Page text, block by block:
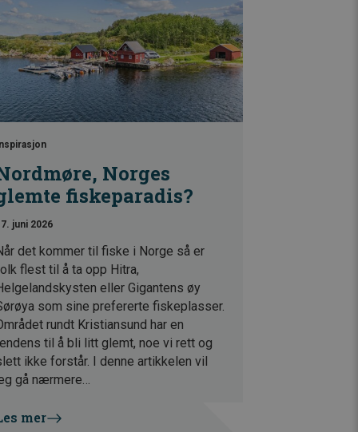
Inspirasjon
Norges
fiskeparadis?
juni 2026
det kommer til fiske i Norge så er
flest til å ta opp Hitra,
eller Gigantens øy
som sine prefererte fiskeplasser.
rundt Kristiansund har en
til å bli litt glemt, noe vi rett og
ikke forstår. I denne artikkelen vil
gå nærmere…
mer